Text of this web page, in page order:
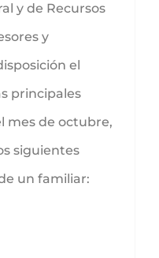
y de Recursos
y
el
principales
mes de octubre,
siguientes
un familiar: